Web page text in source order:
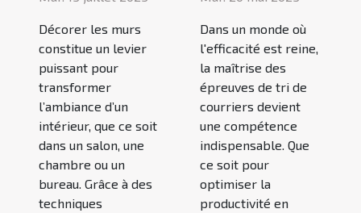
Décorer les murs
constitue un levier
puissant pour
transformer
l’ambiance d’un
intérieur, que ce soit
dans un salon, une
chambre ou un
bureau. Grâce à des
techniques
Dans un monde où
l'efficacité est reine,
la maîtrise des
épreuves de tri de
courriers devient
une compétence
indispensable. Que
ce soit pour
optimiser la
productivité en